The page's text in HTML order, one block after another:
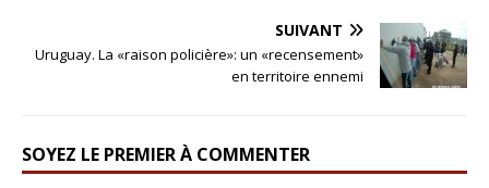
SUIVANT
Uruguay. La «raison policière»: un «recensement»
en territoire ennemi
SOYEZ LE PREMIER À COMMENTER